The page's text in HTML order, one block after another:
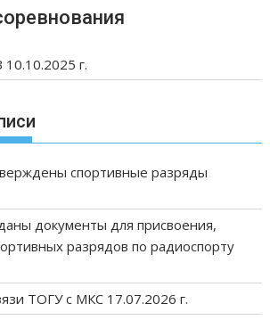
г.
спортивные разряды
документы для присвоения,
разрядов по радиоспорту
ТОГУ с МКС 17.07.2026 г.